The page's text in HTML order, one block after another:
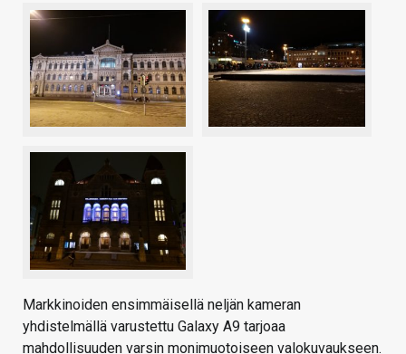
Markkinoiden ensimmäisellä neljän kameran
yhdistelmällä varustettu Galaxy A9 tarjoaa
mahdollisuuden varsin monimuotoiseen valokuvaukseen.